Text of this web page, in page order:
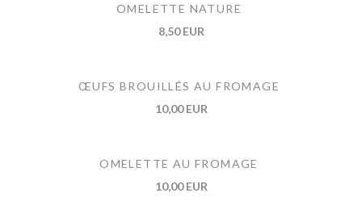
OMELETTE NATURE
8,50 EUR
ŒUFS BROUILLÉS AU FROMAGE
10,00 EUR
OMELETTE AU FROMAGE
10,00 EUR